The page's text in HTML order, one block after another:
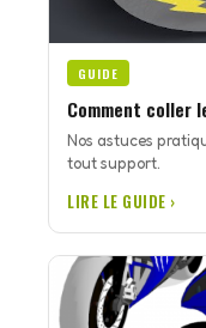
GUIDE
Comment coller
Nos astuces
tout support.
LIRE LE GUIDE ›